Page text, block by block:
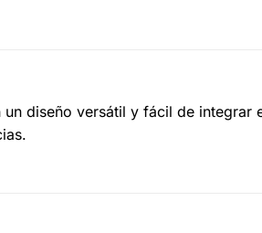
diseño versátil y fácil de integrar